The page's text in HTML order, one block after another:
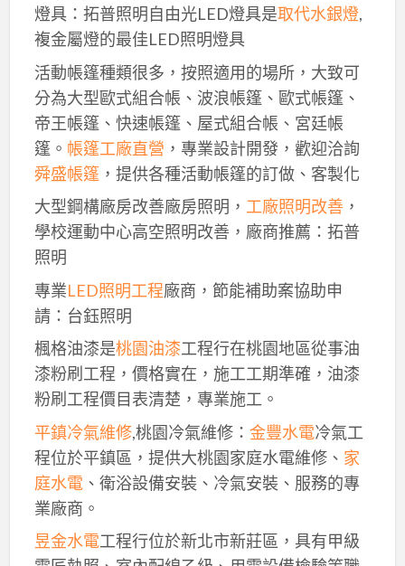
燈具：拓普照明自由光LED燈具是取代水銀燈,
複金屬燈的最佳LED照明燈具
活動帳篷種類很多，按照適用的場所，大致可
分為大型歐式組合帳、波浪帳篷、歐式帳篷、
帝王帳篷、快速帳篷、屋式組合帳、宮廷帳
篷。 帳篷工廠直營 ，專業設計開發，歡迎洽詢
舜盛帳篷，提供各種活動帳篷的訂做、客製化
大型鋼構廠房改善廠房照明， 工廠照明改善，
學校運動中心高空照明改善，廠商推薦：拓普
照明
專業LED照明工程廠商，節能補助案協助申
請：台鈺照明
楓格油漆是桃園油漆工程行在桃園地區從事油
漆粉刷工程，價格實在，施工工期準確，油漆
粉刷工程價目表清楚，專業施工。
平鎮冷氣維修,桃園冷氣維修： 金豐水電冷氣工
程位於平鎮區，提供大桃園家庭水電維修、 家
庭水電、衛浴設備安裝、冷氣安裝、服務的專
業廠商。
昱金水電工程行位於新北市新莊區，具有甲級